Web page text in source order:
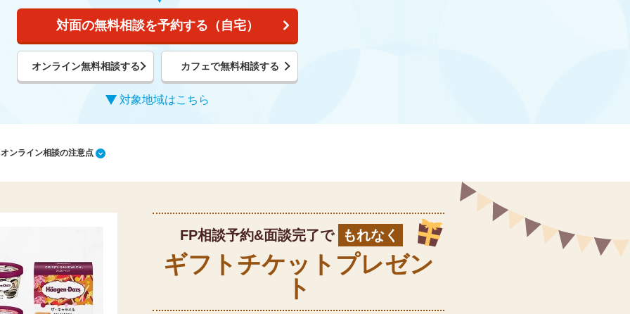
対面の無料相談を予約する（自宅）
オンライン無料相談する カフェで無料相談する
対象地域はこちら
ンライン相談の注意点
FP相談予約&面談完了で もれなく
ギフトチケット プレゼン
ト